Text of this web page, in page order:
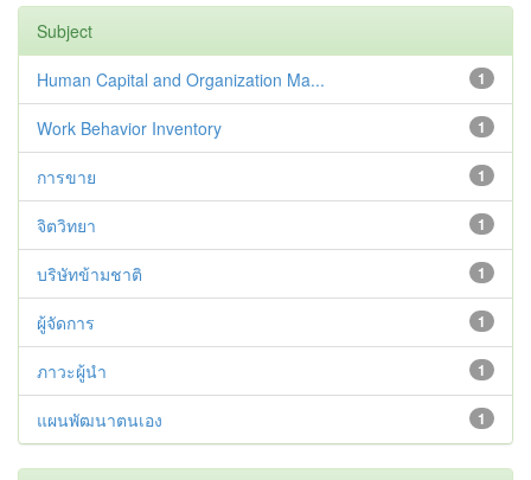
Subject
1
Human Capital and Organization Ma...
1
Work Behavior Inventory
1
การขาย
1
จิตวิทยา
1
บริษัทข้ามชาติ
1
ผู้จัดการ
1
ภาวะผู้นำ
1
แผนพัฒนาตนเอง